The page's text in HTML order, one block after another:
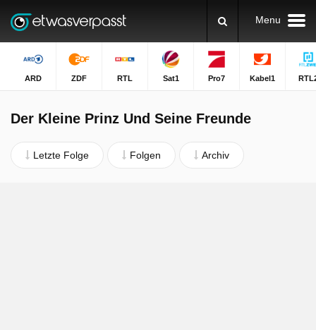
Menu
ARD ZDF RTL Sat1 Pro7 Kabel1
Der Kleine Prinz Und Seine Freunde
Letzte Folge Folgen Archiv